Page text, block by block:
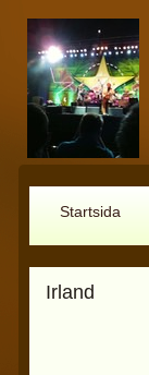
Startsida
Irland